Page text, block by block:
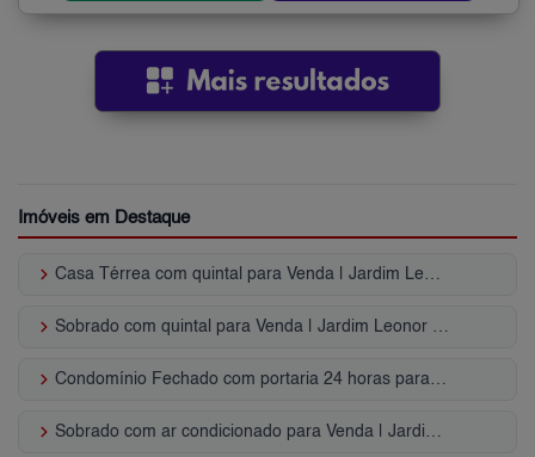
Imóveis em Destaque
keyboard_arrow_right Casa Térrea com quintal para Venda | Jardim Leonor Mendes de Barros
keyboard_arrow_right Sobrado com quintal para Venda | Jardim Leonor Mendes de Barros
keyboard_arrow_right Condomínio Fechado com portaria 24 horas para Venda | Jardim Leonor Mendes de Barros
keyboard_arrow_right Sobrado com ar condicionado para Venda | Jardim Leonor Mendes de Barros